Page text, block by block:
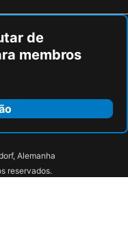
de
membros
Alemanha
reservados.